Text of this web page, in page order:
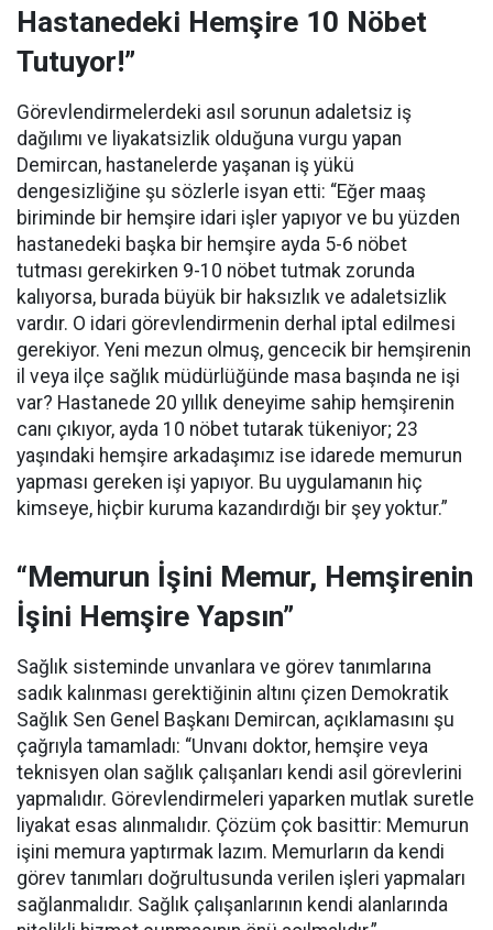
Hastanedeki Hemşire 10 Nöbet
Tutuyor!”
Görevlendirmelerdeki asıl sorunun adaletsiz iş
dağılımı ve liyakatsizlik olduğuna vurgu yapan
Demircan, hastanelerde yaşanan iş yükü
dengesizliğine şu sözlerle isyan etti: “Eğer maaş
biriminde bir hemşire idari işler yapıyor ve bu yüzden
hastanedeki başka bir hemşire ayda 5-6 nöbet
tutması gerekirken 9-10 nöbet tutmak zorunda
kalıyorsa, burada büyük bir haksızlık ve adaletsizlik
vardır. O idari görevlendirmenin derhal iptal edilmesi
gerekiyor. Yeni mezun olmuş, gencecik bir hemşirenin
il veya ilçe sağlık müdürlüğünde masa başında ne işi
var? Hastanede 20 yıllık deneyime sahip hemşirenin
canı çıkıyor, ayda 10 nöbet tutarak tükeniyor; 23
yaşındaki hemşire arkadaşımız ise idarede memurun
yapması gereken işi yapıyor. Bu uygulamanın hiç
kimseye, hiçbir kuruma kazandırdığı bir şey yoktur.”
“Memurun İşini Memur, Hemşirenin
İşini Hemşire Yapsın”
Sağlık sisteminde unvanlara ve görev tanımlarına
sadık kalınması gerektiğinin altını çizen Demokratik
Sağlık Sen Genel Başkanı Demircan, açıklamasını şu
çağrıyla tamamladı: “Unvanı doktor, hemşire veya
teknisyen olan sağlık çalışanları kendi asil görevlerini
yapmalıdır. Görevlendirmeleri yaparken mutlak suretle
liyakat esas alınmalıdır. Çözüm çok basittir: Memurun
işini memura yaptırmak lazım. Memurların da kendi
görev tanımları doğrultusunda verilen işleri yapmaları
sağlanmalıdır. Sağlık çalışanlarının kendi alanlarında